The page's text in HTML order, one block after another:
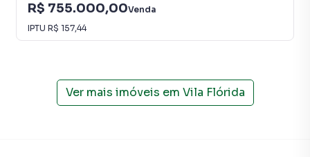
R$ 755.000,00Venda
IPTU R$ 157,44
Ver mais imóveis em Vila Flórida